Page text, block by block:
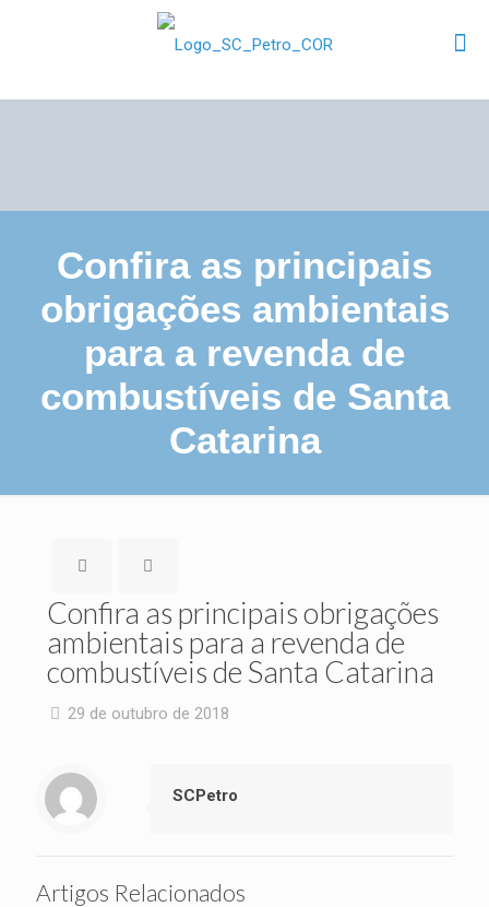
Confira as principais
obrigações ambientais
para a revenda de
combustíveis de Santa
Catarina
Confira as principais obrigações
ambientais para a revenda de
combustíveis de Santa Catarina
29 de outubro de 2018
SCPetro
Artigos Relacionados